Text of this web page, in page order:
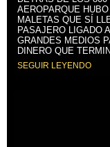
AEROPARQUE
MALETAS QUE SÍ
PASAJERO LIGADO
GRANDES MEDIOS
DINERO QUE
SEGUIR LEYENDO